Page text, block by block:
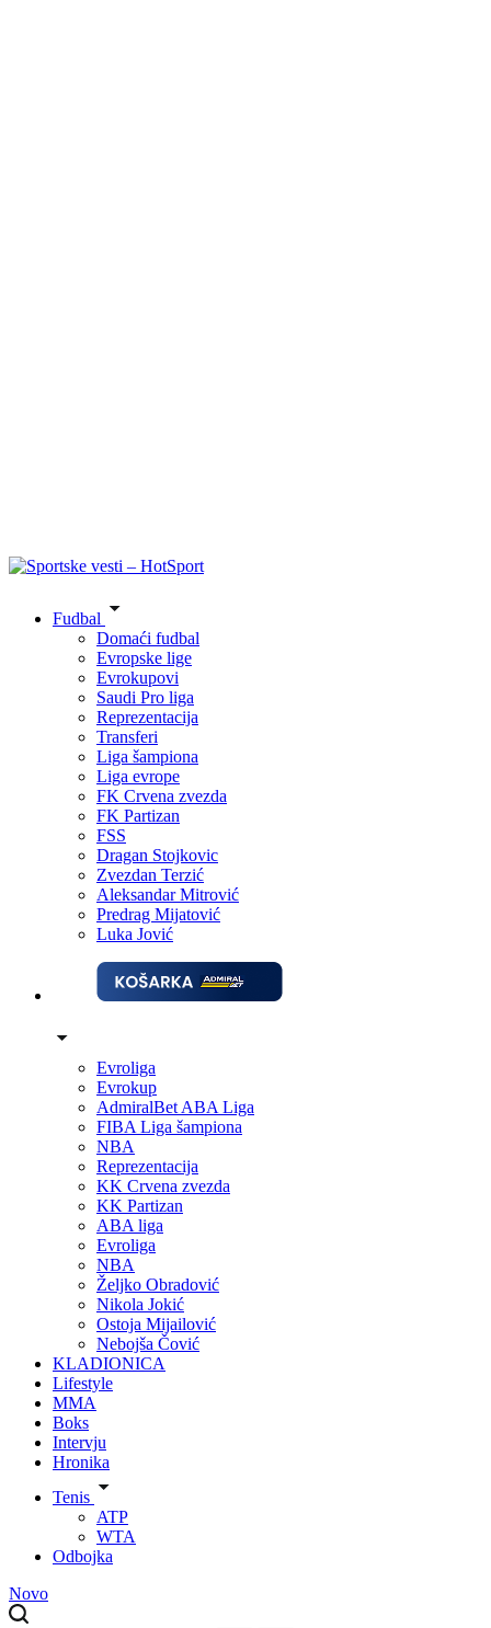
Fudbal
Domaći fudbal
Evropske lige
Evrokupovi
Saudi Pro liga
Reprezentacija
Transferi
Liga šampiona
Liga evrope
FK Crvena zvezda
FK Partizan
FSS
Dragan Stojkovic
Zvezdan Terzić
Aleksandar Mitrović
Predrag Mijatović
Luka Jović
Evroliga
Evrokup
AdmiralBet ABA Liga
FIBA Liga šampiona
NBA
Reprezentacija
KK Crvena zvezda
KK Partizan
ABA liga
Evroliga
NBA
Željko Obradović
Nikola Jokić
Ostoja Mijailović
Nebojša Čović
KLADIONICA
Lifestyle
MMA
Boks
Intervju
Hronika
Tenis
ATP
WTA
Odbojka
Novo